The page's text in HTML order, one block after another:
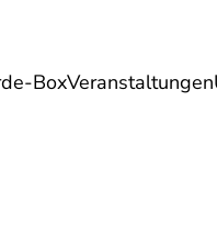
BoxVeranstaltungen
Energie